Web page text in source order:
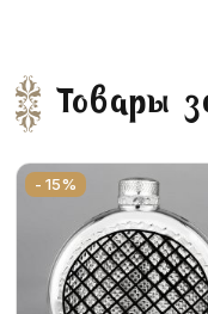
Товары
- 15%